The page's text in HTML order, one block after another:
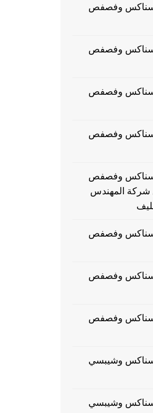
وسناكس وفصفص
وسناكس وفصفص
وسناكس وفصفص
وسناكس وفصفص
وسناكس وفصفص
المهندس
وسناكس وفصفص
وسناكس وفصفص
وسناكس وفصفص
وشيبسي
وشيبسي